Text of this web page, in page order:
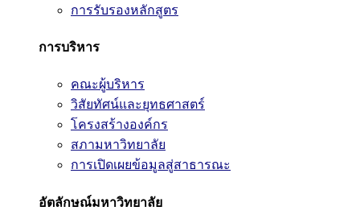
การรับรองหลักสูตร
การบริหาร
คณะผู้บริหาร
วิสัยทัศน์และยุทธศาสตร์
โครงสร้างองค์กร
สภามหาวิทยาลัย
การเปิดเผยข้อมูลสู่สาธารณะ
อัตลักษณ์มหาวิทยาลัย